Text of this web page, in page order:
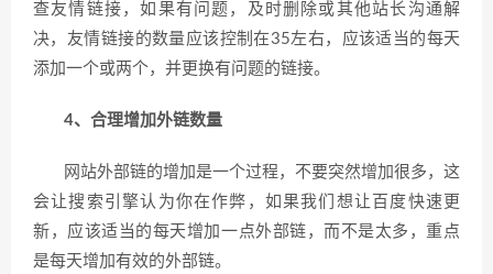
查友情链接，如果有问题，及时删除或其他站长沟通解
决，友情链接的数量应该控制在35左右，应该适当的每天
添加一个或两个，并更换有问题的链接。
4、合理增加外链数量
网站外部链的增加是一个过程，不要突然增加很多，这
会让搜索引擎认为你在作弊，如果我们想让百度快速更
新，应该适当的每天增加一点外部链，而不是太多，重点
是每天增加有效的外部链。